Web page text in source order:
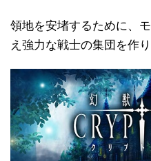
領地を安堵するために、
え強力な戦士の集団を作